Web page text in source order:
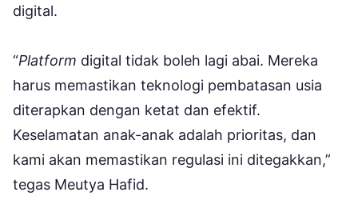
digital.
“Platform digital tidak boleh lagi abai. Mereka
harus memastikan teknologi pembatasan usia
diterapkan dengan ketat dan efektif.
Keselamatan anak-anak adalah prioritas, dan
kami akan memastikan regulasi ini ditegakkan,”
tegas Meutya Hafid.